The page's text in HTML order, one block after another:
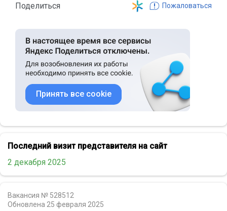
Поделиться Пожаловаться
Принять все cookie
Последний визит представителя на сайт
2 декабря 2025
Вакансия № 528512
Обновлена 25 февраля 2025